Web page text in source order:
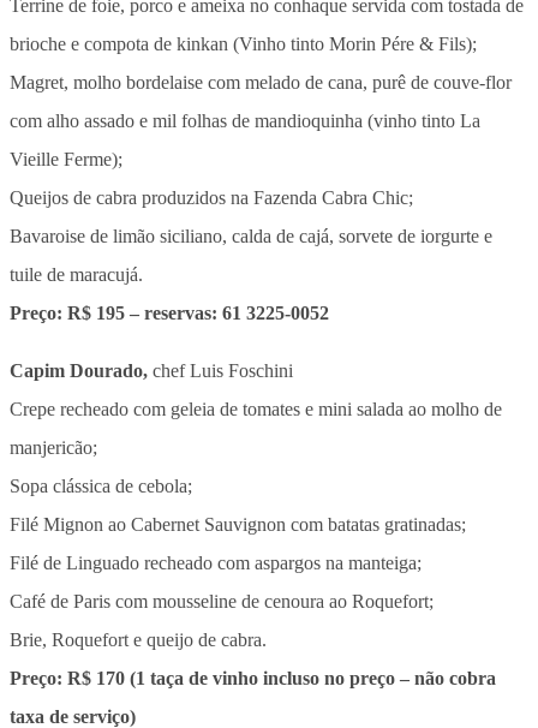
Terrine de foie, porco e ameixa no conhaque servida com tostada de
brioche e compota de kinkan (Vinho tinto Morin Pére & Fils);
Magret, molho bordelaise com melado de cana, purê de couve-flor
com alho assado e mil folhas de mandioquinha (vinho tinto La
Vieille Ferme);
Queijos de cabra produzidos na Fazenda Cabra Chic;
Bavaroise de limão siciliano, calda de cajá, sorvete de iorgurte e
tuile de maracujá.
Preço: R$ 195 – reservas: 61 3225-0052
Capim Dourado, chef Luis Foschini
Crepe recheado com geleia de tomates e mini salada ao molho de
manjericão;
Sopa clássica de cebola;
Filé Mignon ao Cabernet Sauvignon com batatas gratinadas;
Filé de Linguado recheado com aspargos na manteiga;
Café de Paris com mousseline de cenoura ao Roquefort;
Brie, Roquefort e queijo de cabra.
Preço: R$ 170 (1 taça de vinho incluso no preço – não cobra
taxa de serviço)